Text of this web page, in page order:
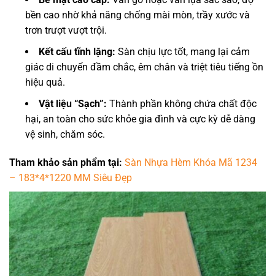
bền cao nhờ khả năng chống mài mòn, trầy xước và
trơn trượt vượt trội.
Kết cấu tĩnh lặng: Sàn chịu lực tốt, mang lại cảm
giác di chuyển đầm chắc, êm chân và triệt tiêu tiếng ồn
hiệu quả.
Vật liệu “Sạch”: Thành phần không chứa chất độc
hại, an toàn cho sức khỏe gia đình và cực kỳ dễ dàng
vệ sinh, chăm sóc.
Tham khảo sản phẩm tại: Sàn Nhựa Hèm Khóa Mã 1234
– 183*4*1220 MM Siêu Đẹp